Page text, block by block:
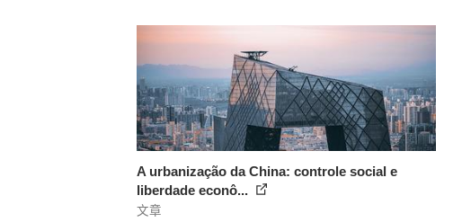
A urbanização da China: controle social e
liberdade econô...
文章